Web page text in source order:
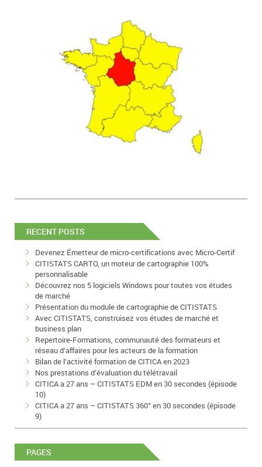
RECENT POSTS
Devenez Émetteur de micro-certifications avec Micro-Certif
CITISTATS CARTO, un moteur de cartographie 100%
personnalisable
Découvrez nos 5 logiciels Windows pour toutes vos études
de marché
Présentation du module de cartographie de CITISTATS
Avec CITISTATS, construisez vos études de marché et
business plan
Repertoire-Formations, communauté des formateurs et
réseau d’affaires pour les acteurs de la formation
Bilan de l’activité formation de CITICA en 2023
Nos prestations d’évaluation du télétravail
CITICA a 27 ans – CITISTATS EDM en 30 secondes (épisode
10)
CITICA a 27 ans – CITISTATS 360° en 30 secondes (épisode
9)
PAGES